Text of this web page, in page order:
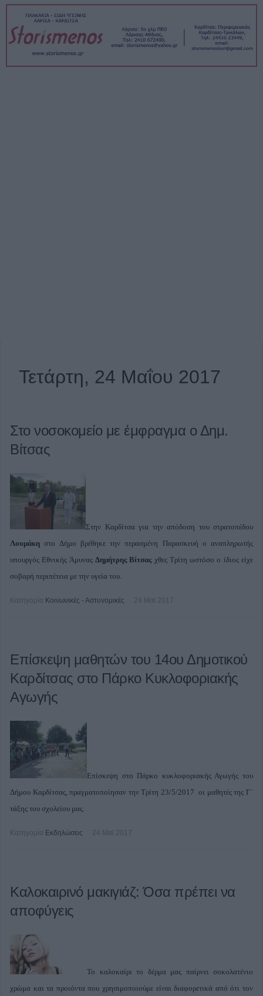
Τετάρτη, 24 Μαΐου 2017
Στο νοσοκομείο με έμφραγμα ο Δημ.
Βίτσας
Στην Καρδίτσα για την απόδοση του στρατοπέδου
Λουμάκη στο Δήμο βρέθηκε την περασμένη Παρασκευή ο αναπληρωτής
υπουργός Εθνικής Άμυνας Δημήτρης Βίτσαςχθες Τρίτη ωστόσο ο ίδιος είχε
σοβαρή περιπέτεια με την υγεία του.
Κατηγορία Κοινωνικές - Αστυνομικές 24 Μαϊ 2017
Επίσκεψη μαθητών του 14ου Δημοτικού
Καρδίτσας στο Πάρκο Κυκλοφοριακής
Αγωγής
Επίσκεψη στο Πάρκο κυκλοφοριακής Αγωγής του
Δήμου Καρδίτσας, πραγματοποίησαν την Τρίτη 23/5/2017 οι μαθητές της Γ΄
τάξης του σχολείου μας.
Κατηγορία Εκδηλώσεις 24 Μαϊ 2017
Καλοκαιρινό μακιγιάζ: Όσα πρέπει να
αποφύγεις
Το καλοκαίρι το δέρμα μας παίρνει σοκολατένιο
χρώμα και τα προιόντα που χρησιμοποιούμε είναι διαφορετικά από ότι τον